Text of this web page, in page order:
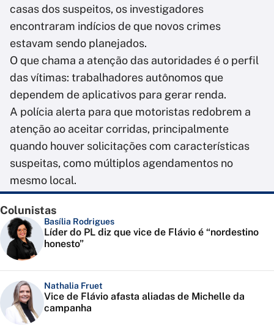
casas dos suspeitos, os investigadores
encontraram indícios de que novos crimes
estavam sendo planejados.
O que chama a atenção das autoridades é o perfil
das vítimas: trabalhadores autônomos que
dependem de aplicativos para gerar renda.
A polícia alerta para que motoristas redobrem a
atenção ao aceitar corridas, principalmente
quando houver solicitações com características
suspeitas, como múltiplos agendamentos no
mesmo local.
Colunistas
Basília Rodrigues
Líder do PL diz que vice de Flávio é “nordestino
honesto”
Nathalia Fruet
Vice de Flávio afasta aliadas de Michelle da
campanha